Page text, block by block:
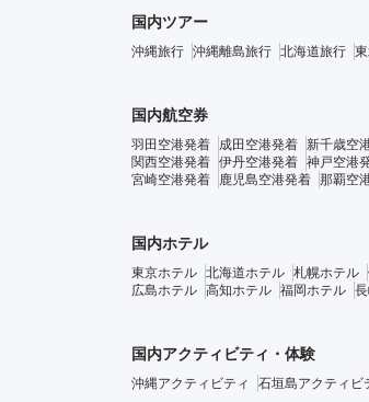
国内ツアー
沖縄旅行 沖縄離島旅行 北海道旅行
国内航空券
羽田空港発着 成田空港発着 新千歳空
関西空港発着 伊丹空港発着 神戸空港
宮崎空港発着
鹿児島空港発着 那覇空
国内ホテル
東京ホテル 北海道ホテル 札幌ホテル
広島ホテル 高知ホテル 福岡ホテル
国内アクティビティ・体験
沖縄アクティビティ 石垣島アクティビ